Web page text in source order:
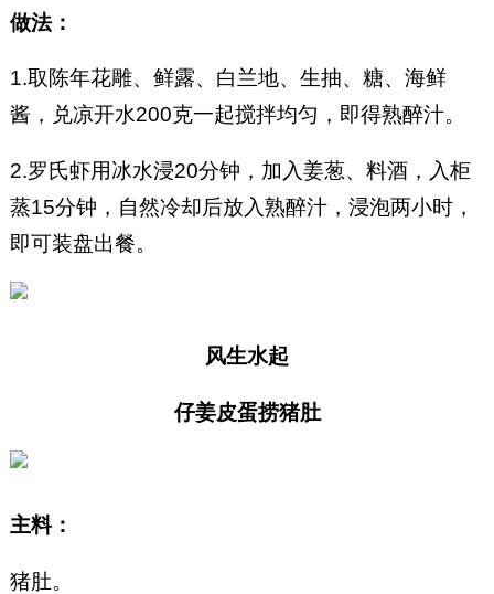
做法：
1.取陈年花雕、鲜露、白兰地、生抽、糖、海鲜
酱，兑凉开水200克一起搅拌均匀，即得熟醉汁。
2.罗氏虾用冰水浸20分钟，加入姜葱、料酒，入柜
蒸15分钟，自然冷却后放入熟醉汁，浸泡两小时，
即可装盘出餐。
风生水起
仔姜皮蛋捞猪肚
主料：
猪肚。